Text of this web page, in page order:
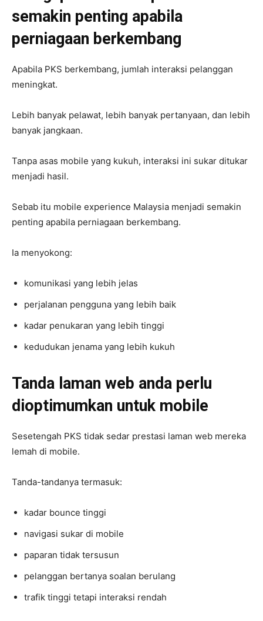
semakin penting apabila
perniagaan berkembang
Apabila PKS berkembang, jumlah interaksi pelanggan
meningkat.
Lebih banyak pelawat, lebih banyak pertanyaan, dan lebih
banyak jangkaan.
Tanpa asas mobile yang kukuh, interaksi ini sukar ditukar
menjadi hasil.
Sebab itu mobile experience Malaysia menjadi semakin
penting apabila perniagaan berkembang.
Ia menyokong:
komunikasi yang lebih jelas
perjalanan pengguna yang lebih baik
kadar penukaran yang lebih tinggi
kedudukan jenama yang lebih kukuh
Tanda laman web anda perlu
dioptimumkan untuk mobile
Sesetengah PKS tidak sedar prestasi laman web mereka
lemah di mobile.
Tanda-tandanya termasuk:
kadar bounce tinggi
navigasi sukar di mobile
paparan tidak tersusun
pelanggan bertanya soalan berulang
trafik tinggi tetapi interaksi rendah